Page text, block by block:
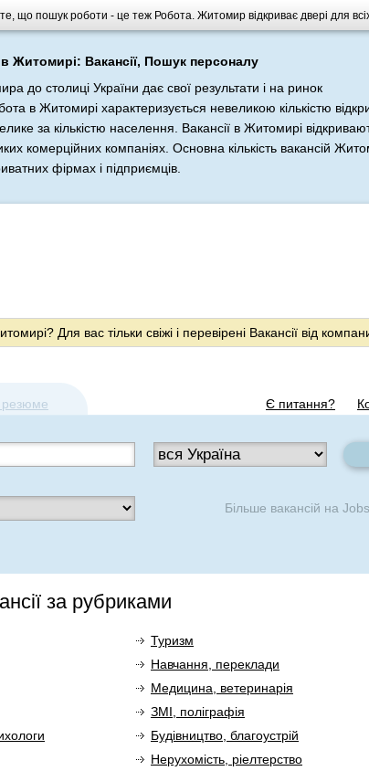
що пошук роботи - це теж Робота. Житомир відкриває двері для
Житомирі: Вакансії, Пошук персоналу
до столиці України дає свої результати і на ринок
в Житомирі характеризується невеликою кількістю
за кількістю населення. Вакансії в Житомирі
комерційних компаніях. Основна кількість вакансій
фірмах і підприємців.
Для вас тільки свіжі і перевірені Вакансії від
Є питання?
Більше вакансій на
за рубриками
Туризм
Навчання, переклади
Медицина, ветеринарія
ЗМІ, поліграфія
Будівництво, благоустрій
Нерухомість, ріелтерство